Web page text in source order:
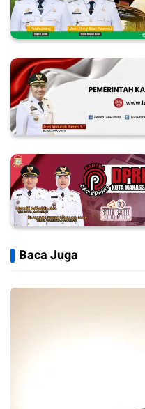
Baca Juga